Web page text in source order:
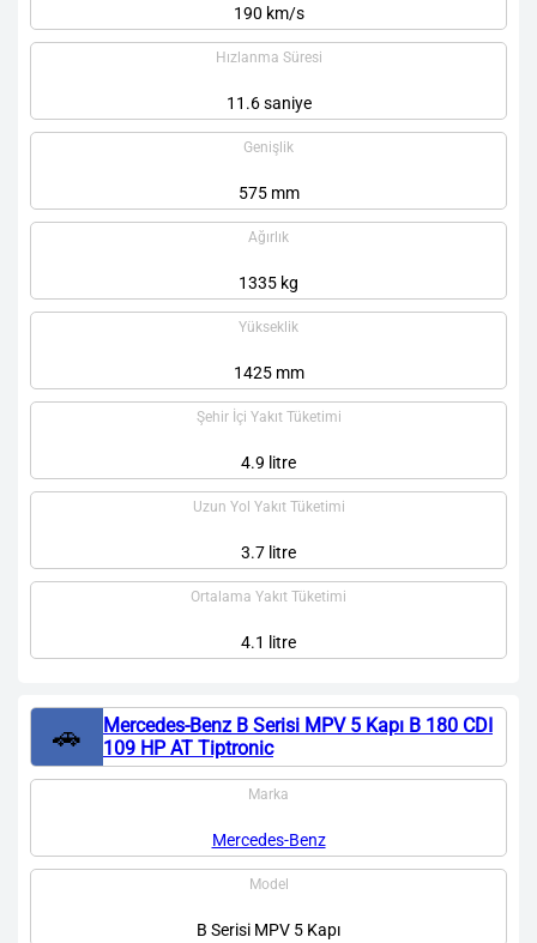
190 km/s
Hızlanma Süresi
11.6 saniye
Genişlik
575 mm
Ağırlık
1335 kg
Yükseklik
1425 mm
Şehir İçi Yakıt Tüketimi
4.9 litre
Uzun Yol Yakıt Tüketimi
3.7 litre
Ortalama Yakıt Tüketimi
4.1 litre
🚗
Mercedes-Benz B Serisi MPV 5 Kapı B 180 CDI
109 HP AT Tiptronic
Marka
Mercedes-Benz
Model
B Serisi MPV 5 Kapı